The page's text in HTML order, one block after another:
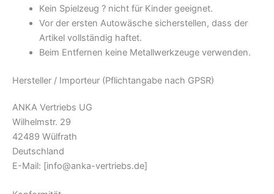
Kein Spielzeug ? nicht für Kinder geeignet.
Vor der ersten Autowäsche sicherstellen, dass der
Artikel vollständig haftet.
Beim Entfernen keine Metallwerkzeuge verwenden.
Hersteller / Importeur (Pflichtangabe nach GPSR)
ANKA Vertriebs UG
Wilhelmstr. 29
42489 Wülfrath
Deutschland
E-Mail: [info@anka-vertriebs.de]